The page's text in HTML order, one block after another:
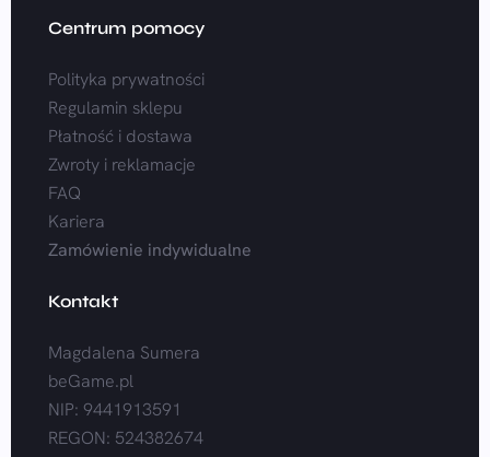
Centrum pomocy
Polityka prywatności
Regulamin sklepu
Płatność i dostawa
Zwroty i reklamacje
FAQ
Kariera
Zamówienie indywidualne
Kontakt
Magdalena Sumera
beGame.pl
NIP: 9441913591
REGON: 524382674